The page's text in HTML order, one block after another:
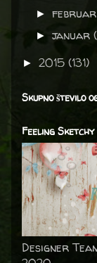
►
►januar
► 2015 (131)
Skupno število
Feeling
Designer